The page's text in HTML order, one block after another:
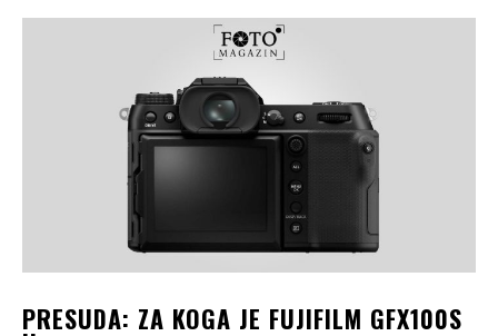
PRESUDA: ZA KOGA JE FUJIFILM GFX100S